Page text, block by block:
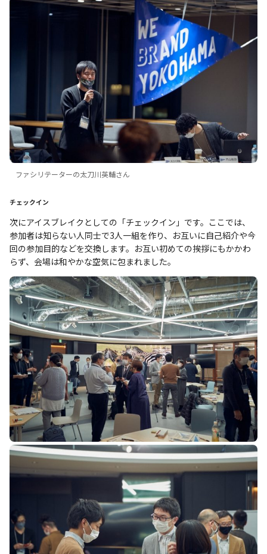
ファシリテーターの太刀川英輔さん
チェックイン
次にアイスブレイクとしての「チェックイン」です。ここでは、
参加者は知らない人同士で3人一組を作り、お互いに自己紹介や今
回の参加目的などを交換します。お互い初めての挨拶にもかかわ
らず、会場は和やかな空気に包まれました。